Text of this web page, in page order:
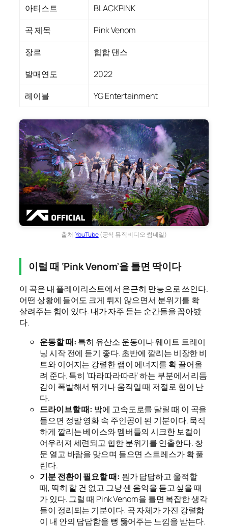
아티스트
BLACKPINK
곡 제목
Pink Venom
장르
힙합 댄스
발매연도
2022
레이블
YG Entertainment
출처:YouTube(공식 뮤직비디오 썸네일)
이럴 때 ‘Pink Venom’을 틀면 딱이다
이 곡은 내 플레이리스트에서 은근히 만능으로 쓰인다.
어떤 상황에 들어도 크게 튀지 않으면서 분위기를 확
살려주는 힘이 있다. 내가 자주 듣는 순간들을 꼽아봤
다.
운동할 때: 특히 유산소 운동이나 웨이트 트레이
닝 시작 전에 듣기 좋다. 초반에 깔리는 비장한 비
트와 이어지는 강렬한 랩이 에너지를 확 끌어올
려 준다. 특히 ‘따라따라따라’ 하는 부분에서 리듬
감이 폭발해서 뛰거나 움직일 때 저절로 힘이 난
다.
드라이브할 때: 밤에 고속도로를 달릴 때 이 곡을
들으면 정말 영화 속 주인공이 된 기분이다. 묵직
하게 깔리는 베이스와 멤버들의 시크한 보컬이
어우러져 세련되고 힙한 분위기를 연출한다. 창
문 열고 바람을 맞으며 들으면 스트레스가 확 풀
린다.
기분 전환이 필요할 때: 뭔가 답답하고 울적할
때, 딱히 할 건 없고 그냥 센 음악을 듣고 싶을 때
가 있다. 그럴 때 Pink Venom을 틀면 복잡한 생각
들이 정리되는 기분이다. 곡 자체가 가진 강렬함
이 내 안의 답답함을 뻥 뚫어주는 느낌을 받는다.